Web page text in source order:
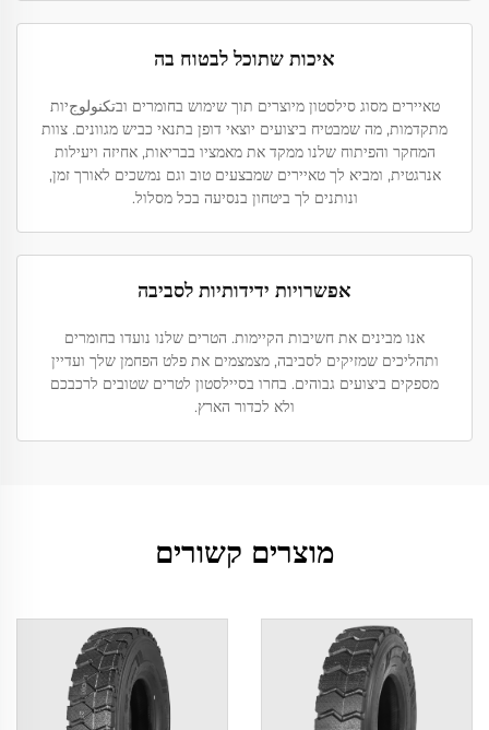
איכות שתוכל לבטוח בה
טאיירים מסוג סילסטון מיוצרים תוך שימוש בחומרים ובتكنولوجיות
מתקדמות, מה שמבטיח ביצועים יוצאי דופן בתנאי כביש מגוונים. צוות
המחקר והפיתוח שלנו ממקד את מאמציו בבריאות, אחיזה ויעילות
אנרגטית, ומביא לך טאיירים שמבצעים טוב וגם נמשכים לאורך זמן,
ונותנים לך ביטחון בנסיעה בכל מסלול.
אפשרויות ידידותיות לסביבה
אנו מבינים את חשיבות הקיימות. הטרים שלנו נועדו בחומרים
ותהליכים שמזיקים לסביבה, מצמצמים את פלט הפחמן שלך ועדיין
מספקים ביצועים גבוהים. בחרו בסיילסטון לטרים שטובים לרכבכם
ולא לכדור הארץ.
מוצרים קשורים